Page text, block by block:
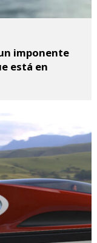
imponente
está en